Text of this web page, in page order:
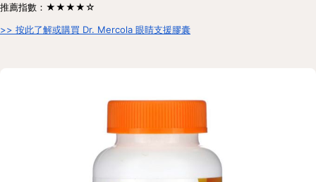
推薦指數：★★★★☆
>> 按此了解或購買 Dr. Mercola 眼睛支援膠囊